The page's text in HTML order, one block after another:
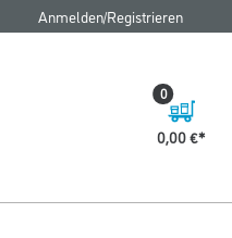
Anmelden/Registrieren
0,00 €
0